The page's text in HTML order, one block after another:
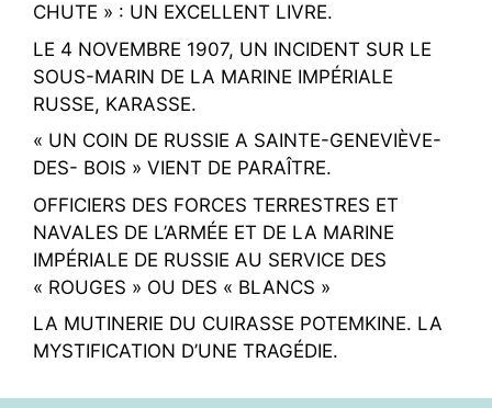
CHUTE » : UN EXCELLENT LIVRE.
LE 4 NOVEMBRE 1907, UN INCIDENT SUR LE
SOUS-MARIN DE LA MARINE IMPÉRIALE
RUSSE, KARASSE.
« UN COIN DE RUSSIE A SAINTE-GENEVIÈVE-
DES- BOIS » VIENT DE PARAÎTRE.
OFFICIERS DES FORCES TERRESTRES ET
NAVALES DE L’ARMÉE ET DE LA MARINE
IMPÉRIALE DE RUSSIE AU SERVICE DES
« ROUGES » OU DES « BLANCS »
LA MUTINERIE DU CUIRASSE POTEMKINE. LA
MYSTIFICATION D’UNE TRAGÉDIE.